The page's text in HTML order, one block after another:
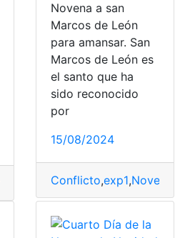
la churonita,Oración,virgen del
Novena a san
Marcos de León
para amansar. San
Marcos de León es
el santo que ha
sido reconocido
por
15/08/2024
Conflicto,exp1,Novena